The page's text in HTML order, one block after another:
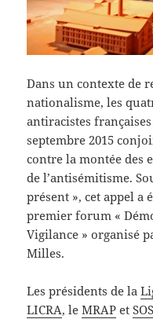
Dans un contexte de
nationalisme, les
antiracistes
septembre 2015
contre la montée des
de l’antisémitisme.
présent », cet appel a
premier forum «
Vigilance » organisé
Milles.
Les présidents de la
LICRA, leMRAP et